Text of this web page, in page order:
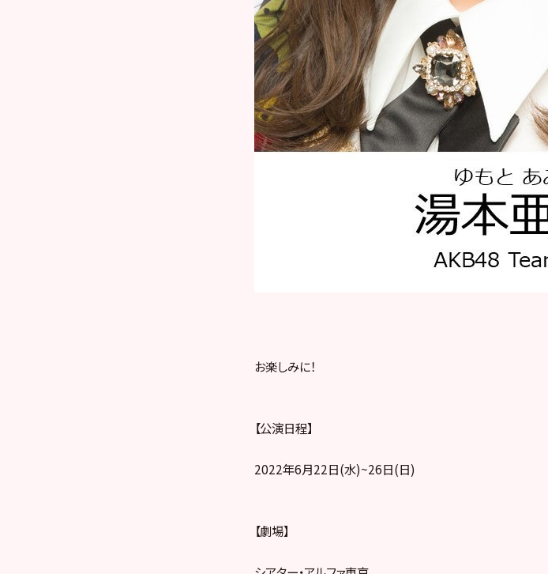
お楽しみに！
【公演日程】
2022年6月22日(水)~26日(日)
【劇場】